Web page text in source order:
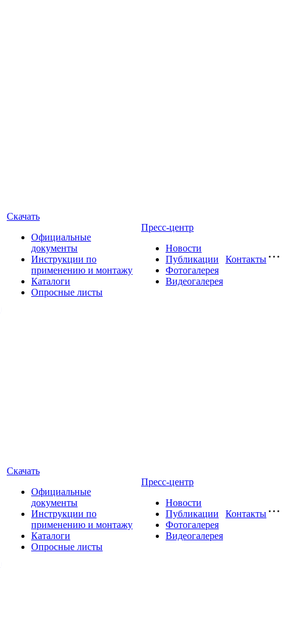
Скачать
Официальные
документы
Инструкции по
применению и монтажу
Каталоги
Опросные листы
Пресс-центр
Новости
Публикации
Фотогалерея
Видеогалерея
Контакты
Скачать
Официальные
документы
Инструкции по
применению и монтажу
Каталоги
Опросные листы
Пресс-центр
Новости
Публикации
Фотогалерея
Видеогалерея
Контакты